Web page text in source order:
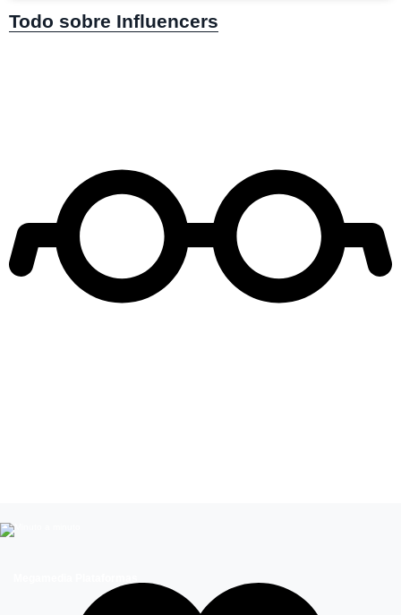
Todo sobre Influencers